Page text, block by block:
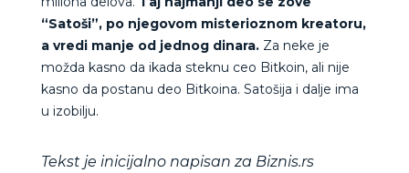
“Satoši”, po njegovom misterioznom kreatoru,
a vredi manje od jednog dinara.Za neke je
možda kasno da ikada steknu ceo Bitkoin, ali nije
kasno da postanu deo Bitkoina. Satošija i dalje ima
u izobilju.
Tekst je inicijalno napisan za Biznis.rs